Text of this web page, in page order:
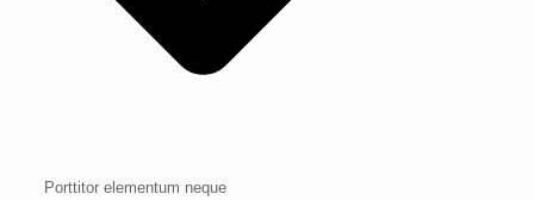
Porttitor elementum neque